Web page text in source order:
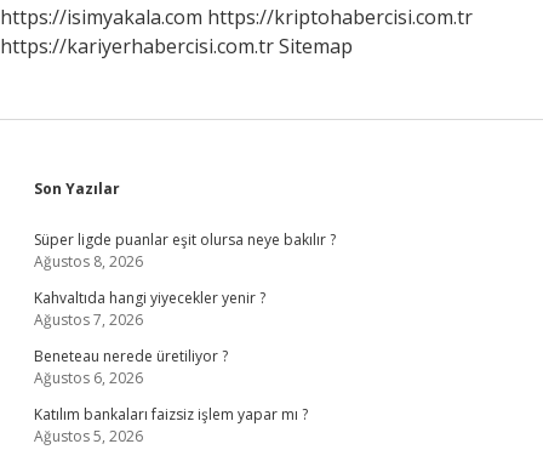
https://isimyakala.com https://kriptohabercisi.com.tr
https://kariyerhabercisi.com.trSitemap
Sidebar
Son Yazılar
Süper ligde puanlar eşit olursa neye bakılır ?
Ağustos 8, 2026
Kahvaltıda hangi yiyecekler yenir ?
Ağustos 7, 2026
Beneteau nerede üretiliyor ?
Ağustos 6, 2026
Katılım bankaları faizsiz işlem yapar mı ?
Ağustos 5, 2026